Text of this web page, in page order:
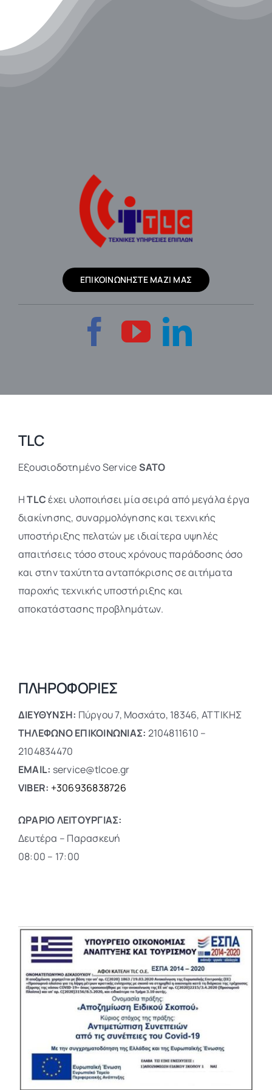
ΕΠΙΚΟΙΝΩΝΗΣΤΕ ΜΑΖΙ ΜΑΣ
TLC
Εξουσιοδοτημένο ServiceSATO
ΗTLCέχει υλοποιήσει μία σειρά από μεγάλα έργα
διακίνησης, συναρμολόγησης και τεχνικής
υποστήριξης πελατών με ιδιαίτερα υψηλές
απαιτήσεις τόσο στους χρόνους παράδοσης όσο
και στην ταχύτητα ανταπόκρισης σε αιτήματα
παροχής τεχνικής υποστήριξης και
αποκατάστασης προβλημάτων.
ΠΛΗΡΟΦΟΡΙΕΣ
ΔΙΕΥΘΥΝΣΗ: Πύργου 7, Μοσχάτο, 18346, ΑΤΤΙΚΗΣ
ΤΗΛΕΦΩΝΟ ΕΠΙΚΟΙΝΩΝΙΑΣ: 2104811610 –
2104834470
EMAIL: service@tlcoe.gr
VIBER: +306936838726
ΩΡΑΡΙΟ ΛΕΙΤΟΥΡΓΙΑΣ:
Δευτέρα – Παρασκευή
08:00 – 17:00